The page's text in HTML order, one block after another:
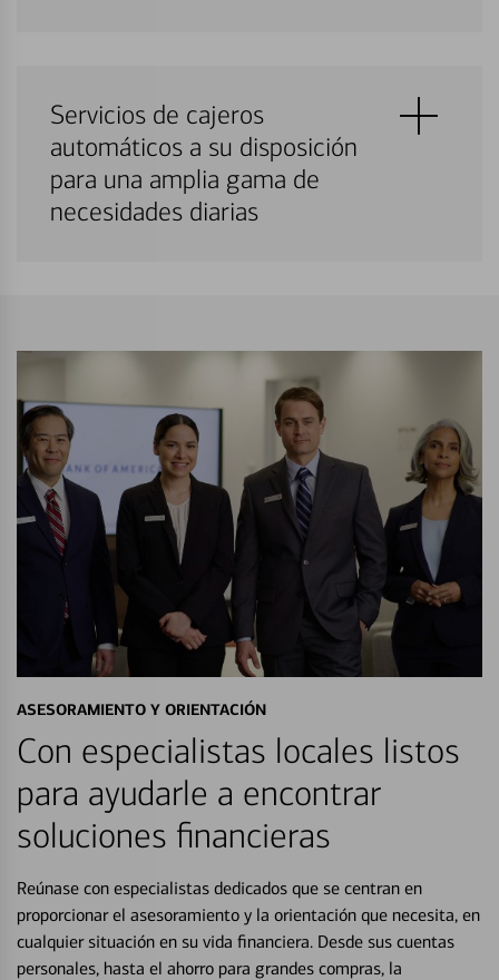
Servicios de cajeros
automáticos a su disposición
para una amplia gama de
necesidades diarias
ASESORAMIENTO Y ORIENTACIÓN
Con especialistas locales listos
para ayudarle a encontrar
soluciones financieras
Reúnase con especialistas dedicados que se centran en
proporcionar el asesoramiento y la orientación que necesita, en
cualquier situación en su vida financiera. Desde sus cuentas
personales, hasta el ahorro para grandes compras, la